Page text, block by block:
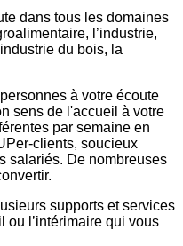
dans tous les domaines
l’industrie,
du bois, la
à votre écoute
sens de l'accueil à votre
par semaine en
clients, soucieux
salariés. De nombreuses
supports et services
ou l’intérimaire qui vous